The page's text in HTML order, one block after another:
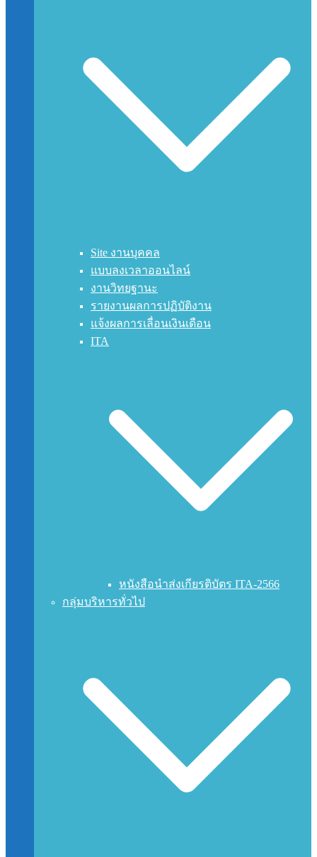
Site งานบุคคล
แบบลงเวลาออนไลน์
งานวิทยฐานะ
รายงานผลการปฏิบัติงาน
แจ้งผลการเลื่อนเงินเดือน
ITA
หนังสือนำส่งเกียรติบัตร ITA-2566
กลุ่มบริหารทั่วไป